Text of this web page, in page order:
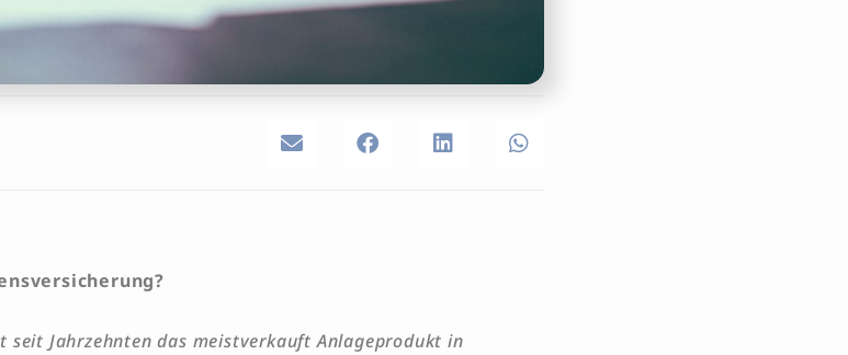
seit Jahrzehnten das meistverkauft Anlageprodukt in